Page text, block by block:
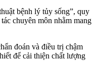
bệnh lý tủy sống”, quy
chuyên môn nhằm mang
đoán và điều trị chậm
để cải thiện chất lượng